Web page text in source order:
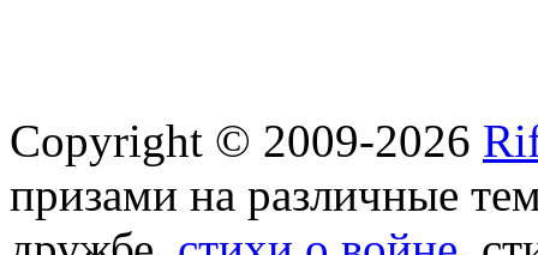
Copyright © 2009-2026
призами на различные